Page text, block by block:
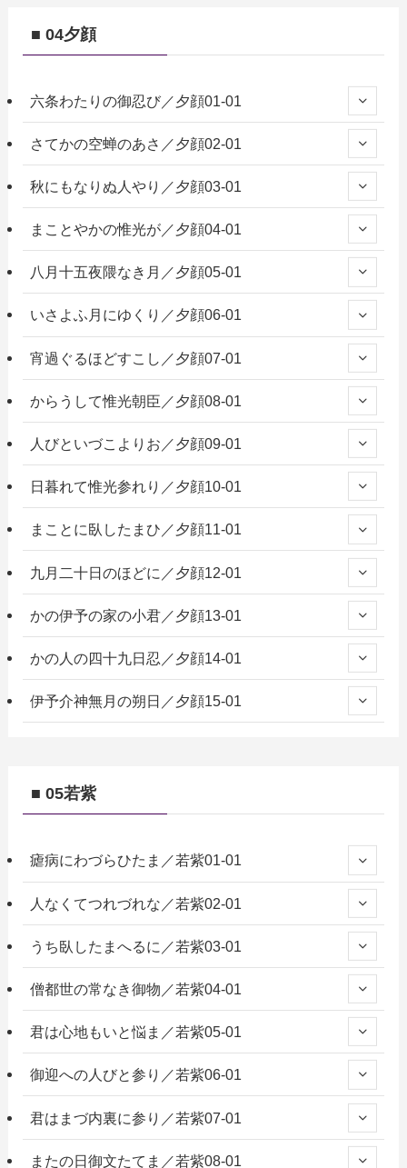
■ 04夕顔
六条わたりの御忍び／夕顔01-01
さてかの空蝉のあさ／夕顔02-01
秋にもなりぬ人やり／夕顔03-01
まことやかの惟光が／夕顔04-01
八月十五夜隈なき月／夕顔05-01
いさよふ月にゆくり／夕顔06-01
宵過ぐるほどすこし／夕顔07-01
からうして惟光朝臣／夕顔08-01
人びといづこよりお／夕顔09-01
日暮れて惟光参れり／夕顔10-01
まことに臥したまひ／夕顔11-01
九月二十日のほどに／夕顔12-01
かの伊予の家の小君／夕顔13-01
かの人の四十九日忍／夕顔14-01
伊予介神無月の朔日／夕顔15-01
■ 05若紫
瘧病にわづらひたま／若紫01-01
人なくてつれづれな／若紫02-01
うち臥したまへるに／若紫03-01
僧都世の常なき御物／若紫04-01
君は心地もいと悩ま／若紫05-01
御迎への人びと参り／若紫06-01
君はまづ内裏に参り／若紫07-01
またの日御文たてま／若紫08-01